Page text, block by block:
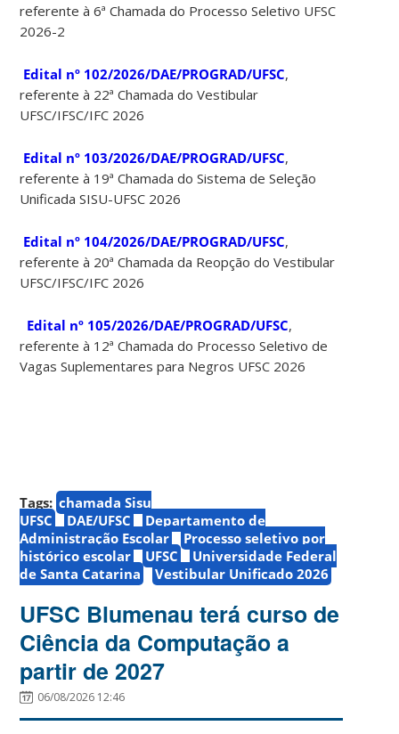
referente à 6ª Chamada do Processo Seletivo UFSC
2026-2
Edital nº 102/2026/DAE/PROGRAD/UFSC,
referente à 22ª Chamada do Vestibular
UFSC/IFSC/IFC 2026
Edital nº 103/2026/DAE/PROGRAD/UFSC,
referente à 19ª Chamada do Sistema de Seleção
Unificada SISU-UFSC 2026
Edital nº 104/2026/DAE/PROGRAD/UFSC,
referente à 20ª Chamada da Reopção do Vestibular
UFSC/IFSC/IFC 2026
Edital nº 105/2026/DAE/PROGRAD/UFSC,
referente à 12ª Chamada do Processo Seletivo de
Vagas Suplementares para Negros UFSC 2026
Tags: chamada Sisu
UFSC
DAE/UFSC
Departamento de
Administração Escolar
Processo seletivo por
histórico escolar
UFSC
Universidade Federal
de Santa Catarina
Vestibular Unificado 2026
UFSC Blumenau terá curso de
Ciência da Computação a
partir de 2027
06/08/2026 12:46